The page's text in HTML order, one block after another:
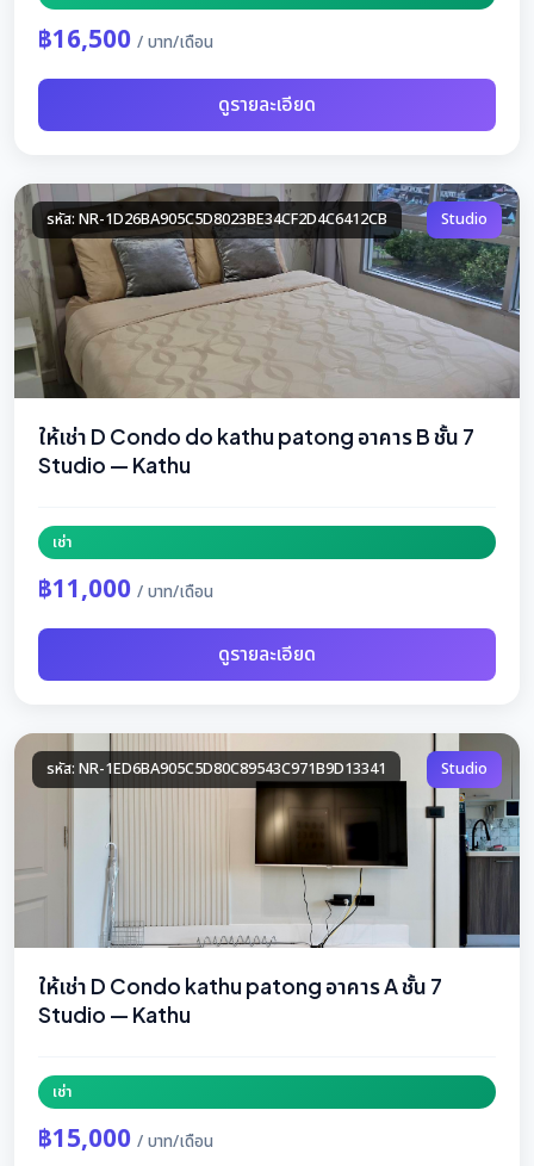
฿16,500 / บาท/เดือน
ดูรายละเอียด
รหัส: NR-1D26BA905C5D8023BE34CF2D4C6412CB Studio
ให้เช่า D Condo do kathu patong อาคาร B ชั้น 7
Studio — Kathu
เช่า
฿11,000 / บาท/เดือน
ดูรายละเอียด
รหัส: NR-1ED6BA905C5D80C89543C971B9D13341 Studio
ให้เช่า D Condo kathu patong อาคาร A ชั้น 7
Studio — Kathu
เช่า
฿15,000 / บาท/เดือน